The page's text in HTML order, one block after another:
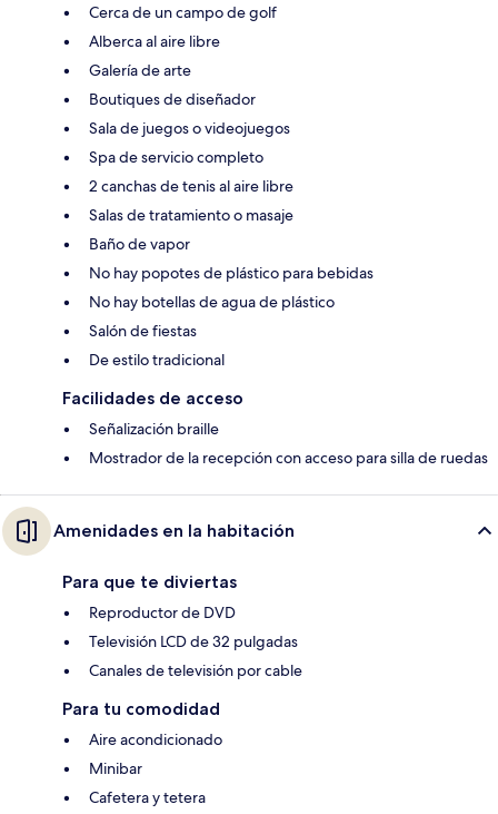
Cerca de un campo de golf
Alberca al aire libre
Galería de arte
Boutiques de diseñador
Sala de juegos o videojuegos
Spa de servicio completo
2 canchas de tenis al aire libre
Salas de tratamiento o masaje
Baño de vapor
No hay popotes de plástico para bebidas
No hay botellas de agua de plástico
Salón de fiestas
De estilo tradicional
Facilidades de acceso
Señalización braille
Mostrador de la recepción con acceso para silla de ruedas
Amenidades en la habitación
Para que te diviertas
Reproductor de DVD
Televisión LCD de 32 pulgadas
Canales de televisión por cable
Para tu comodidad
Aire acondicionado
Minibar
Cafetera y tetera